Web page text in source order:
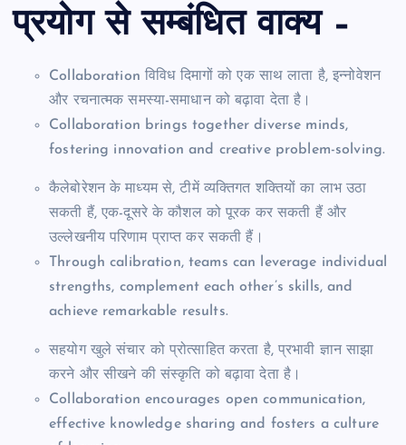
प्रयोग से सम्बंधित वाक्य –
Collaboration विविध दिमागों को एक साथ लाता है, इन्नोवेशन
और रचनात्मक समस्या-समाधान को बढ़ावा देता है।
Collaboration brings together diverse minds,
fostering innovation and creative problem-solving.
कैलेबोरेशन के माध्यम से, टीमें व्यक्तिगत शक्तियों का लाभ उठा
सकती हैं, एक-दूसरे के कौशल को पूरक कर सकती हैं और
उल्लेखनीय परिणाम प्राप्त कर सकती हैं।
Through calibration, teams can leverage individual
strengths, complement each other’s skills, and
achieve remarkable results.
सहयोग खुले संचार को प्रोत्साहित करता है, प्रभावी ज्ञान साझा
करने और सीखने की संस्कृति को बढ़ावा देता है।
Collaboration encourages open communication,
effective knowledge sharing and fosters a culture